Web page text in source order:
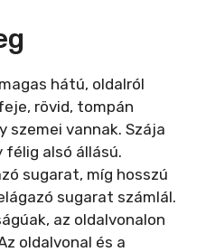
hátú, oldalról
rövid, tompán
szemei vannak. Szája
félig alsó állású.
sugarat, míg hosszú
sugarat számlál.
az oldalvonalon
oldalvonal és a